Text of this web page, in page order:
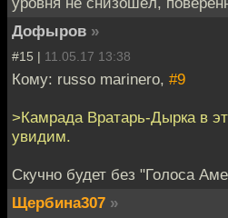
Дофыров »
#15 | 11.05.17 13:38
Кому: russo marinero, #9
>Камрада Вратарь-Дырка в
увидим.
Скучно будет без "Голоса
Щербина307 »